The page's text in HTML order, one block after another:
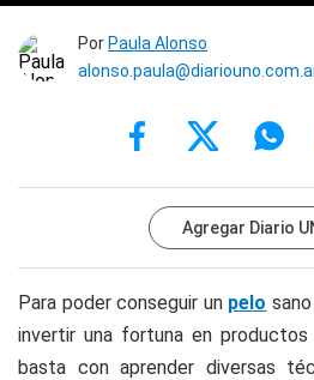
Por Paula Alonso
Agregar Diario
Para poder conseguir un pelo
invertir una fortuna en
basta con aprender diversas